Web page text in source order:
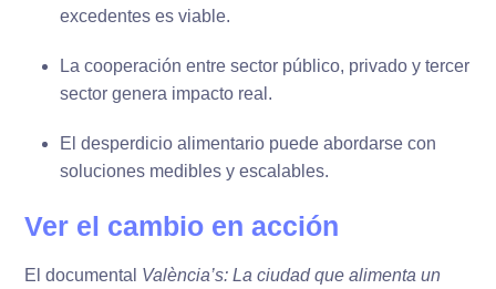
excedentes es viable.
La cooperación entre sector público, privado y tercer
sector genera impacto real.
El desperdicio alimentario puede abordarse con
soluciones medibles y escalables.
Ver el cambio en acción
El documental València’s: La ciudad que alimenta un